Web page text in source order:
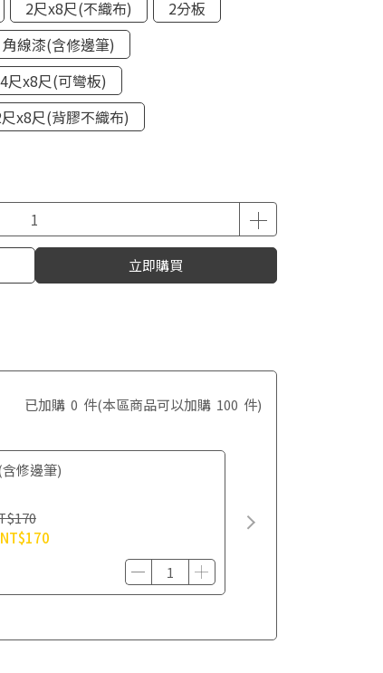
2尺x8尺(不織布)
2分板
角線漆(含修邊筆)
4尺x8尺(可彎板)
x8尺(背膠不織布)
立即購買
已加購 0 件(本區商品可以加購 100 件)
修邊筆)
NT$170